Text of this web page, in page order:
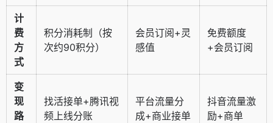
计
费
方
式
积分消耗制（按
次约90积分）
会员订阅+灵
感值
免费额度
+会员订阅
变
现
路
找活接单+腾讯视
频上线分账
平台流量分
成+商业接单
抖音流量激
励+商单